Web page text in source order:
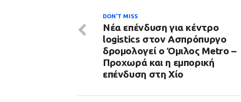
DON'T MISS
Νέα επένδυση για κέντρο
logistics στον Ασπρόπυργο
δρομολογεί o Όμιλος Metro –
Προχωρά και η εμπορική
επένδυση στη Χίο